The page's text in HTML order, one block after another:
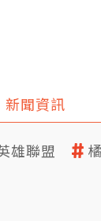
新聞資訊
雄聯盟